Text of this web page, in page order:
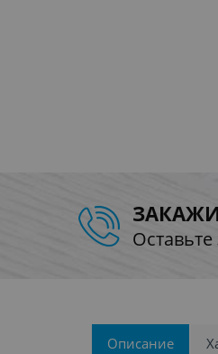
Описание